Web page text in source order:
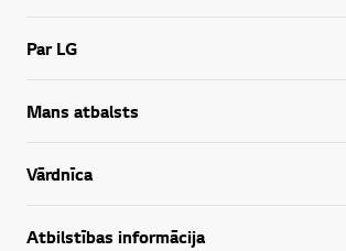
Par LG
Mans atbalsts
Vārdnīca
Atbilstības informācija